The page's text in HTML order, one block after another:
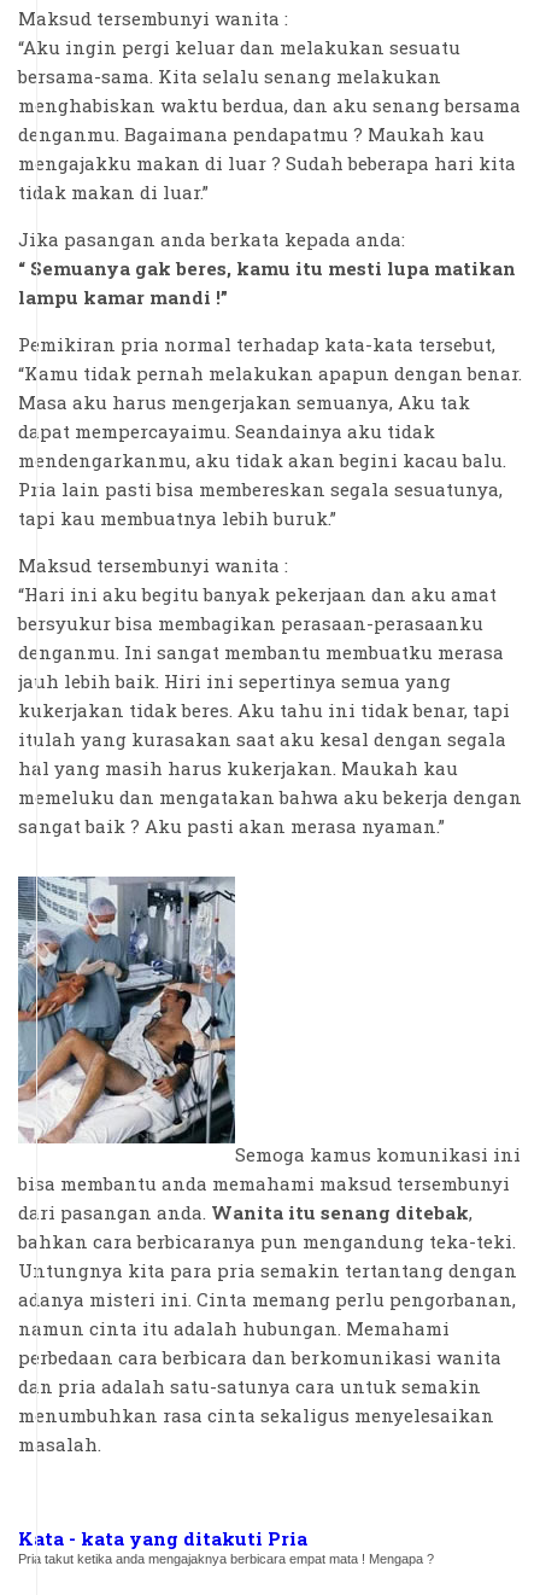
Maksud tersembunyi wanita :
“Aku ingin pergi keluar dan melakukan sesuatu
bersama-sama. Kita selalu senang melakukan
menghabiskan waktu berdua, dan aku senang bersama
denganmu. Bagaimana pendapatmu ? Maukah kau
mengajakku makan di luar ? Sudah beberapa hari kita
tidak makan di luar.”
Jika pasangan anda berkata kepada anda:
“ Semuanya gak beres, kamu itu mesti lupa matikan
lampu kamar mandi !”
Pemikiran pria normal terhadap kata-kata tersebut,
“Kamu tidak pernah melakukan apapun dengan benar.
Masa aku harus mengerjakan semuanya, Aku tak
dapat mempercayaimu. Seandainya aku tidak
mendengarkanmu, aku tidak akan begini kacau balu.
Pria lain pasti bisa membereskan segala sesuatunya,
tapi kau membuatnya lebih buruk.”
Maksud tersembunyi wanita :
“Hari ini aku begitu banyak pekerjaan dan aku amat
bersyukur bisa membagikan perasaan-perasaanku
denganmu. Ini sangat membantu membuatku merasa
jauh lebih baik. Hiri ini sepertinya semua yang
kukerjakan tidak beres. Aku tahu ini tidak benar, tapi
itulah yang kurasakan saat aku kesal dengan segala
hal yang masih harus kukerjakan. Maukah kau
memeluku dan mengatakan bahwa aku bekerja dengan
sangat baik ? Aku pasti akan merasa nyaman.”
Semoga kamus komunikasi ini
bisa membantu anda memahami maksud tersembunyi
dari pasangan anda. Wanita itu senang ditebak,
bahkan cara berbicaranya pun mengandung teka-teki.
Untungnya kita para pria semakin tertantang dengan
adanya misteri ini. Cinta memang perlu pengorbanan,
namun cinta itu adalah hubungan. Memahami
perbedaan cara berbicara dan berkomunikasi wanita
dan pria adalah satu-satunya cara untuk semakin
menumbuhkan rasa cinta sekaligus menyelesaikan
masalah.
Kata - kata yang ditakuti Pria
Pria takut ketika anda mengajaknya berbicara empat mata ! Mengapa ?